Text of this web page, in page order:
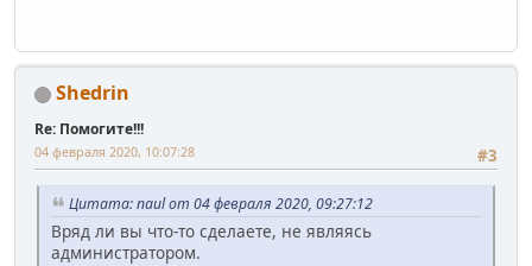
Shedrin
Re: Помогите!!!
#3
04 февраля 2020, 10:07:28
Цитата: naul от 04 февраля 2020, 09:27:12
Вряд ли вы что-то сделаете, не являясь
администратором.